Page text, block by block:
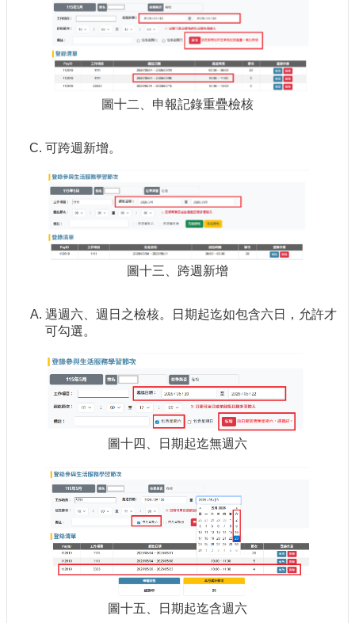
圖十二、申報記錄重疊檢核
可跨週新增。
圖十三、跨週新增
遇週六、週日之檢核。日期起迄如包含六日，允許才
可勾選。
圖十四、日期起迄無週六
圖十五、日期起迄含週六